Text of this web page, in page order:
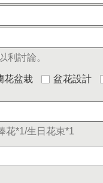
利討論。
花盆栽 盆花設計
花*1/生日花束*1